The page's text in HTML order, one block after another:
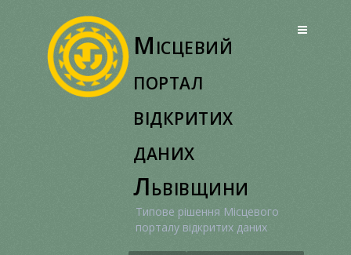
Місцевий
портал
відкритих
даних
Львівщини
Типове рішення Місцевого
порталу відкритих даних